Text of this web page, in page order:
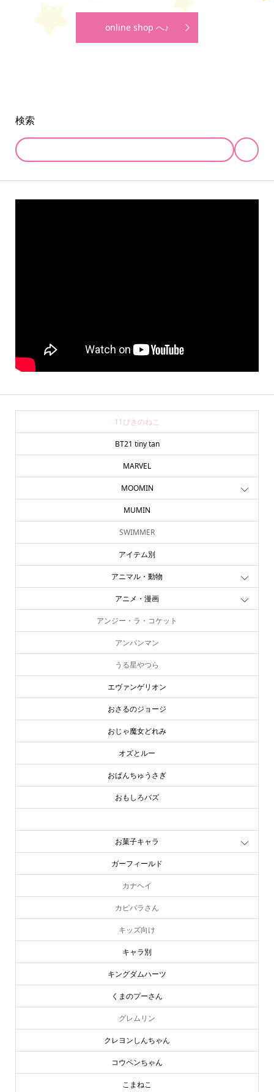
online shop へ♪
検索
11ぴきのねこ
BT21 tiny tan
MARVEL
MOOMIN
MUMIN
SWIMMER
アイテム別
アニマル・動物
アニメ・漫画
アンジー・ラ・コケット
アンパンマン
うる星やつら
エヴァンゲリオン
おさるのジョージ
おじゃ魔女どれみ
オズとルー
おぱんちゅうさぎ
おもしろバズ
お菓子キャラ
ガーフィールド
カナヘイ
カピバラさん
キッズ向け
キャラ別
キングダムハーツ
くまのプーさん
グレムリン
クレヨンしんちゃん
コウペンちゃん
こまねこ